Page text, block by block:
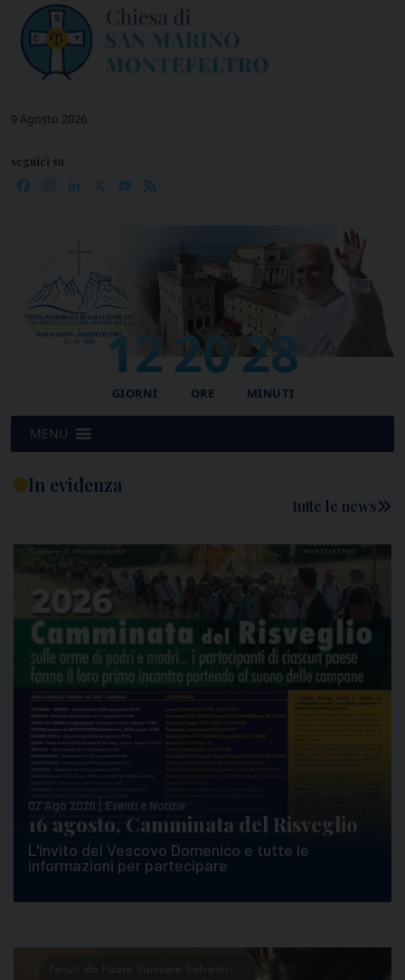
content
9 Agosto 2026
seguici su
Facebook
Instagram
LinkedIn YouTube
12
GIORNI
:20
ORE
:27
MINUTI
MENU
In evidenza
tutte le news
07 Ago 2026 Eventi e Notizie
16 agosto, Camminata del Risveglio
L'invito del Vescovo Domenico e tutte le
informazioni per partecipare